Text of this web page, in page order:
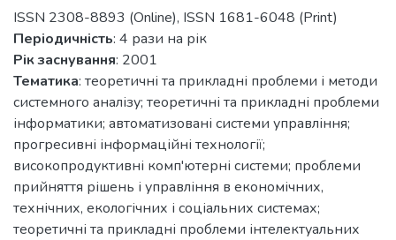
ISSN 2308-8893 (Online), ISSN 1681-6048 (Print)
Періодичність: 4 рази на рік
Рік заснування: 2001
Тематика: теоретичні та прикладні проблеми і методи
системного аналізу; теоретичні та прикладні проблеми
інформатики; автоматизовані системи управління;
прогресивні інформаційні технології;
високопродуктивні комп'ютерні системи; проблеми
прийняття рішень і управління в економічних,
технічних, екологічних і соціальних системах;
теоретичні та прикладні проблеми інтелектуальних